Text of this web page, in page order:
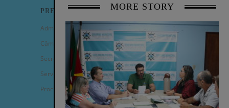
MORE STORY
PREFEITURA
Administração Municipal
Câmara de Vereadores
Secretarias
Serviços
Procuradoria Geral